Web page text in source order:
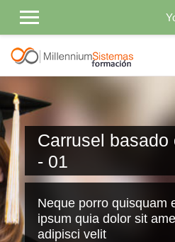
Carrusel basado
- 01
Neque porro quisquam
ipsum quia dolor sit
adipisci velit